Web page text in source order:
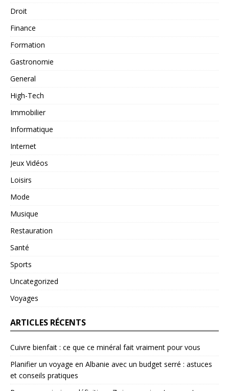
Droit
Finance
Formation
Gastronomie
General
High-Tech
Immobilier
Informatique
Internet
Jeux Vidéos
Loisirs
Mode
Musique
Restauration
Santé
Sports
Uncategorized
Voyages
ARTICLES RÉCENTS
Cuivre bienfait : ce que ce minéral fait vraiment pour vous
Planifier un voyage en Albanie avec un budget serré : astuces
et conseils pratiques